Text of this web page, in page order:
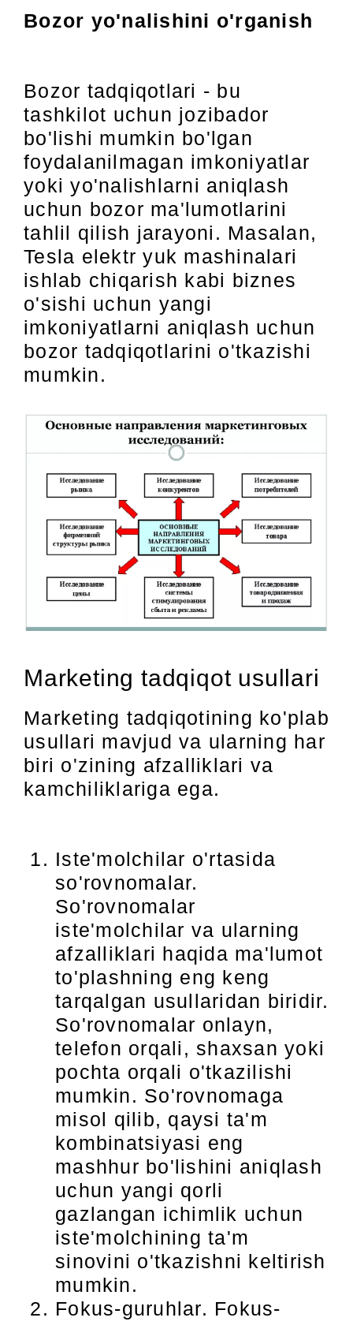
Bozor yo'nalishini o'rganish
Bozor tadqiqotlari - bu
tashkilot uchun jozibador
bo'lishi mumkin bo'lgan
foydalanilmagan imkoniyatlar
yoki yo'nalishlarni aniqlash
uchun bozor ma'lumotlarini
tahlil qilish jarayoni. Masalan,
Tesla elektr yuk mashinalari
ishlab chiqarish kabi biznes
o'sishi uchun yangi
imkoniyatlarni aniqlash uchun
bozor tadqiqotlarini o'tkazishi
mumkin.
Marketing tadqiqot usullari
Marketing tadqiqotining ko'plab
usullari mavjud va ularning har
biri o'zining afzalliklari va
kamchiliklariga ega.
Iste'molchilar o'rtasida
so'rovnomalar.
So'rovnomalar
iste'molchilar va ularning
afzalliklari haqida ma'lumot
to'plashning eng keng
tarqalgan usullaridan biridir.
So'rovnomalar onlayn,
telefon orqali, shaxsan yoki
pochta orqali o'tkazilishi
mumkin. So'rovnomaga
misol qilib, qaysi ta'm
kombinatsiyasi eng
mashhur bo'lishini aniqlash
uchun yangi qorli
gazlangan ichimlik uchun
iste'molchining ta'm
sinovini o'tkazishni keltirish
mumkin.
Fokus-guruhlar. Fokus-